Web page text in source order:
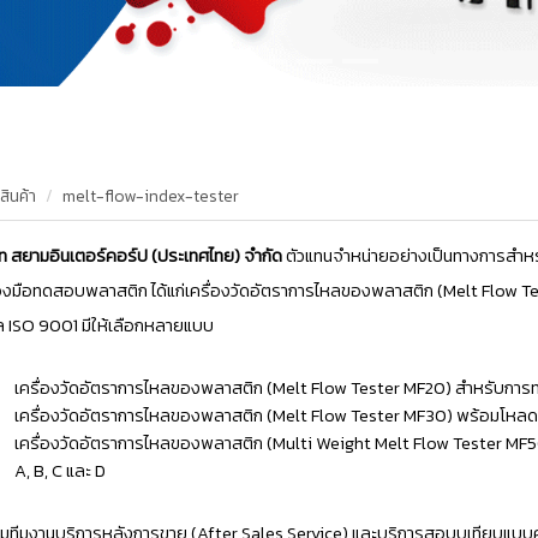
สินค้า melt-flow-index-tester
สยามอินเตอร์คอร์ป (ประเทศไทย) จำกัดตัวแทนจำหน่ายอย่างเป็นทางการส
มือทดสอบพลาสติก ได้แก่เครื่องวัดอัตราการไหลของพลาสติก (Melt Flow
ISO 9001 มีให้เลือกหลายแบบ
เครื่องวัดอัตราการไหลของพลาสติก (Melt Flow Tester MF20) สำหรับการ
เครื่องวัดอัตราการไหลของพลาสติก (Melt Flow Tester MF30) พร้อมโหล
เครื่องวัดอัตราการไหลของพลาสติก (Multi Weight Melt Flow Tester
A, B, C และ D